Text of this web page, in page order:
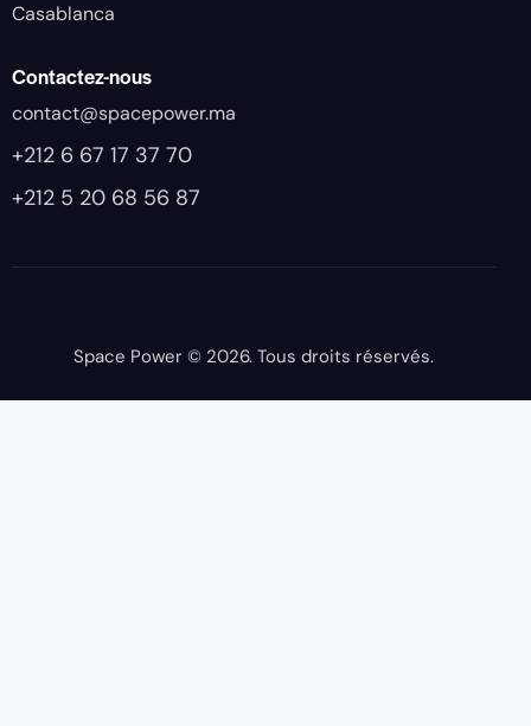
Casablanca
Contactez-nous
contact@spacepower.ma
+212 6 67 17 37 70
+212 5 20 68 56 87
Space Power © 2026. Tous droits réservés.